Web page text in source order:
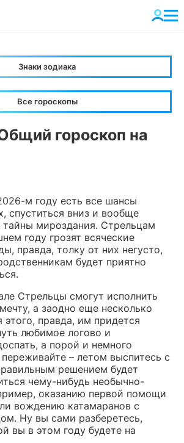
Знаки зодиака
гороскоп на
м году есть все шансы
спуститься вниз и вообще
тайны мироздания. Стрельцам
году грозят всяческие
правда, толку от них негусто,
будет приятно
Стрельцы смогут исполнить
а заодно еще несколько
этого, правда, им придется
любимое логово и
а порой и немного
– летом выспитесь с
решением будет
чему-нибудь необычно-
оказанию первой помощи
вождению катамаранов с
Ну вы сами разберетесь,
вы в этом году будете на
Все гороскопы